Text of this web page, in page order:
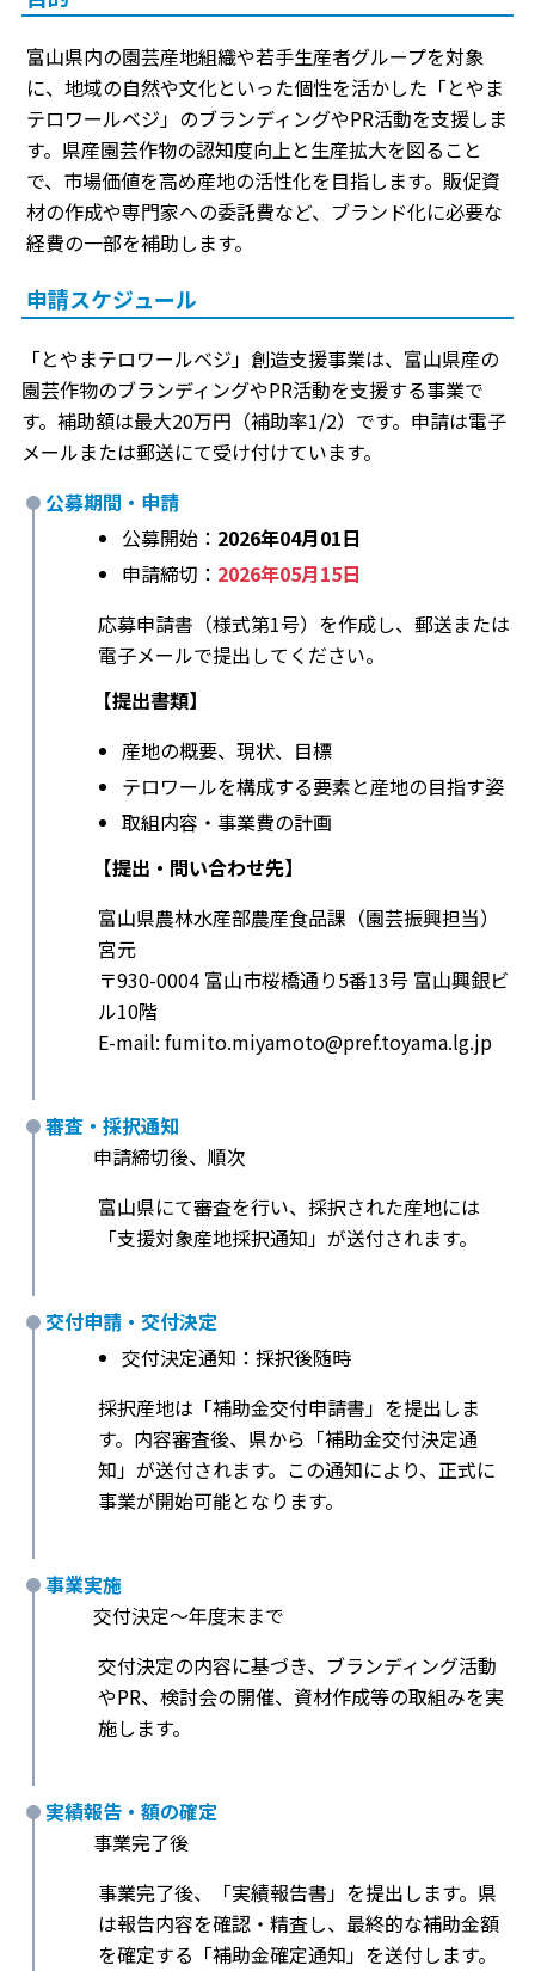
富山県内の園芸産地組織や若手生産者グループを対象
に、地域の自然や文化といった個性を活かした「とやま
テロワールベジ」のブランディングやPR活動を支援しま
す。県産園芸作物の認知度向上と生産拡大を図ること
で、市場価値を高め産地の活性化を目指します。販促資
材の作成や専門家への委託費など、ブランド化に必要な
経費の一部を補助します。
申請スケジュール
「とやまテロワールベジ」創造支援事業は、富山県産の
園芸作物のブランディングやPR活動を支援する事業で
す。補助額は最大20万円（補助率1/2）です。申請は電子
メールまたは郵送にて受け付けています。
公募期間・申請
公募開始： 2026年04月01日
申請締切： 2026年05月15日
応募申請書（様式第1号）を作成し、郵送または
電子メールで提出してください。
【提出書類】
産地の概要、現状、目標
テロワールを構成する要素と産地の目指す姿
取組内容・事業費の計画
【提出・問い合わせ先】
富山県農林水産部農産食品課（園芸振興担当）
宮元
〒930-0004 富山市桜橋通り5番13号 富山興銀ビ
ル10階
E-mail: fumito.miyamoto@pref.toyama.lg.jp
審査・採択通知
申請締切後、順次
富山県にて審査を行い、採択された産地には
「支援対象産地採択通知」が送付されます。
交付申請・交付決定
交付決定通知：採択後随時
採択産地は「補助金交付申請書」を提出しま
す。内容審査後、県から「補助金交付決定通
知」が送付されます。この通知により、正式に
事業が開始可能となります。
事業実施
交付決定〜年度末まで
交付決定の内容に基づき、ブランディング活動
やPR、検討会の開催、資材作成等の取組みを実
施します。
実績報告・額の確定
事業完了後
事業完了後、「実績報告書」を提出します。県
は報告内容を確認・精査し、最終的な補助金額
を確定する「補助金確定通知」を送付します。